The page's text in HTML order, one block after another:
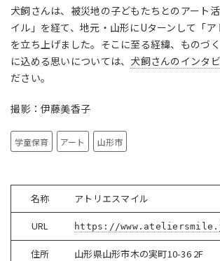
犬飼さんは、被災地の子どもたちとのアート
イル」を経て、地元・山形にUターンして「ア
を立ち上げました。そこに至る経緯、ものづ
に込める思いについては、 犬飼さんのインタ
ださい。
撮影：伊藤美香子
学童保育 アート 山形市
名称 アトリエスマイル
URL https://
住所 山形県山形市木の実町10-36 2F